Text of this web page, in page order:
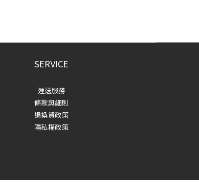
SERVICE
運送服務
條款與細則
退換貨政策
隱私權政策